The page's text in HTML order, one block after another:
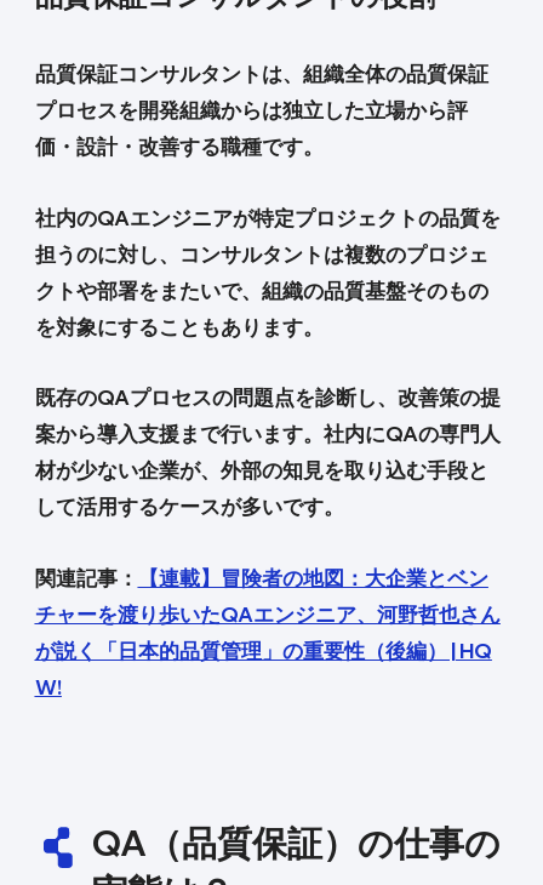
品質保証コンサルタントは、組織全体の品質保証
プロセスを開発組織からは独立した立場から評
価・設計・改善する職種です。
社内のQAエンジニアが特定プロジェクトの品質を
担うのに対し、コンサルタントは複数のプロジェ
クトや部署をまたいで、組織の品質基盤そのもの
を対象にすることもあります。
既存のQAプロセスの問題点を診断し、改善策の提
案から導入支援まで行います。社内にQAの専門人
材が少ない企業が、外部の知見を取り込む手段と
して活用するケースが多いです。
関連記事：
【連載】冒険者の地図：大企業とベン
チャーを渡り歩いたQAエンジニア、河野哲也さん
が説く「日本的品質管理」の重要性（後編） | HQ
W!
QA（品質保証）の仕事の